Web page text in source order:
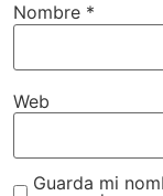
Nombre *
Web
Guarda mi